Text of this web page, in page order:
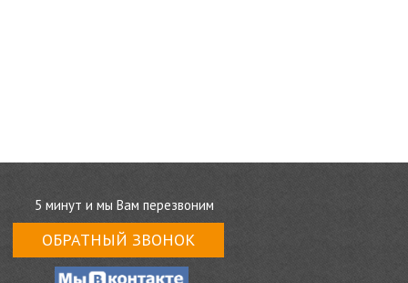
5 минут и мы Вам перезвоним
ОБРАТНЫЙ ЗВОНОК